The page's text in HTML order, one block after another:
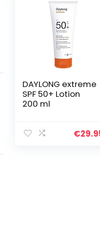
DAYLONG extreme
SPF 50+ Lotion
200 ml
€